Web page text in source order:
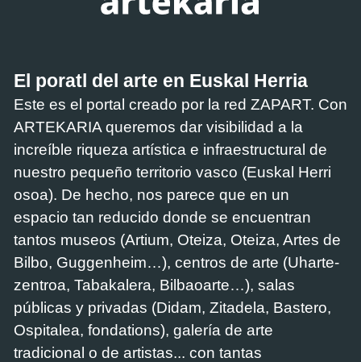
El poratl del arte en Euskal Herria
Este es el portal creado por la red ZAPART. Con
ARTEKARIA queremos dar visibilidad a la
increíble riqueza artística e infraestructural de
nuestro pequeño territorio vasco (Euskal Herri
osoa). De hecho, nos parece que en un
espacio tan reducido donde se encuentran
tantos museos (Artium, Oteiza, Oteiza, Artes de
Bilbo, Guggenheim…), centros de arte (Uharte-
zentroa, Tabakalera, Bilbaoarte…), salas
públicas y privadas (Didam, Zitadela, Bastero,
Ospitalea, fondations), galería de arte
tradicional o de artistas... con tantas